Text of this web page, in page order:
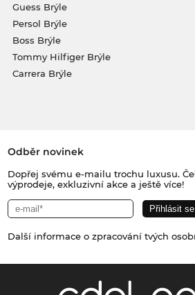
Guess Brýle
Persol Brýle
Boss Brýle
Tommy Hilfiger Brýle
Carrera Brýle
Odběr novinek
Dopřej svému e-mailu trochu luxusu.
výprodeje, exkluzivní akce a ještě více!
Další informace o zpracování tvých